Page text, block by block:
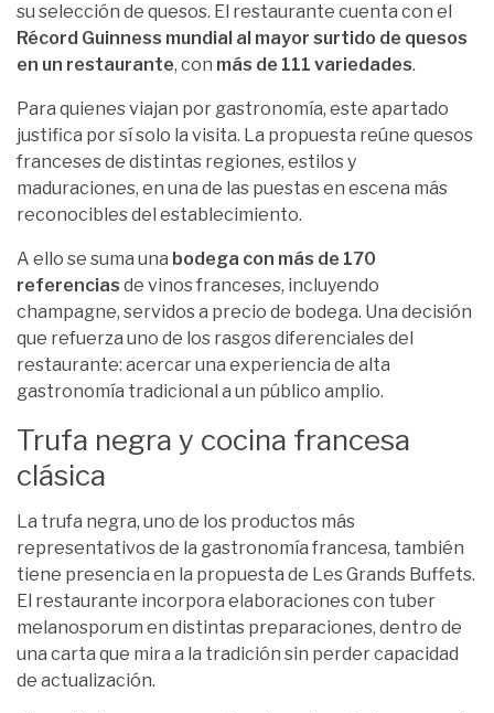
su selección de quesos. El restaurante cuenta con el
Récord Guinness mundial al mayor surtido de quesos
en un restaurante, con más de 111 variedades.
Para quienes viajan por gastronomía, este apartado
justifica por sí solo la visita. La propuesta reúne quesos
franceses de distintas regiones, estilos y
maduraciones, en una de las puestas en escena más
reconocibles del establecimiento.
A ello se suma una bodega con más de 170
referencias de vinos franceses, incluyendo
champagne, servidos a precio de bodega. Una decisión
que refuerza uno de los rasgos diferenciales del
restaurante: acercar una experiencia de alta
gastronomía tradicional a un público amplio.
Trufa negra y cocina francesa
clásica
La trufa negra, uno de los productos más
representativos de la gastronomía francesa, también
tiene presencia en la propuesta de Les Grands Buffets.
El restaurante incorpora elaboraciones con tuber
melanosporum en distintas preparaciones, dentro de
una carta que mira a la tradición sin perder capacidad
de actualización.